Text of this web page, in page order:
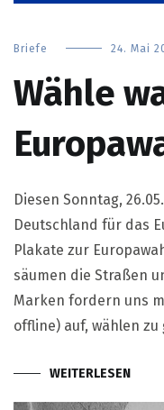
Briefe 24. Mai
Wähle
Diesen Sonntag,
Deutschland für das
Plakate zur
säumen die Straßen
Marken fordern uns
offline) auf, wählen
WEITERLESEN